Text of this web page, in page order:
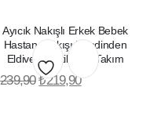
Favorilerime
Ayıcık Nakışlı Erkek Bebek
Hastane Çıkışı Kendinden
Eldivenli Patikli 3lü Takım
239,90 ₺219,90